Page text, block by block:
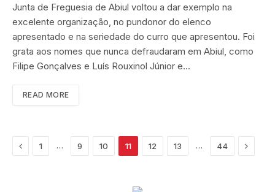
Junta de Freguesia de Abiul voltou a dar exemplo na
excelente organização, no pundonor do elenco
apresentado e na seriedade do curro que apresentou. Foi
grata aos nomes que nunca defraudaram em Abiul, como
Filipe Gonçalves e Luís Rouxinol Júnior e…
READ MORE
Previous
1 … 9 10 11 12 13 … 44 Next